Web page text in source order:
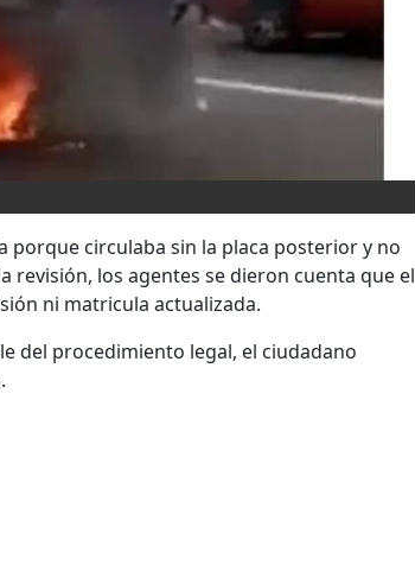
circulaba sin la placa posterior y no
revisión, los agentes se dieron cuenta que el
ni matricula actualizada.
del procedimiento legal, el ciudadano